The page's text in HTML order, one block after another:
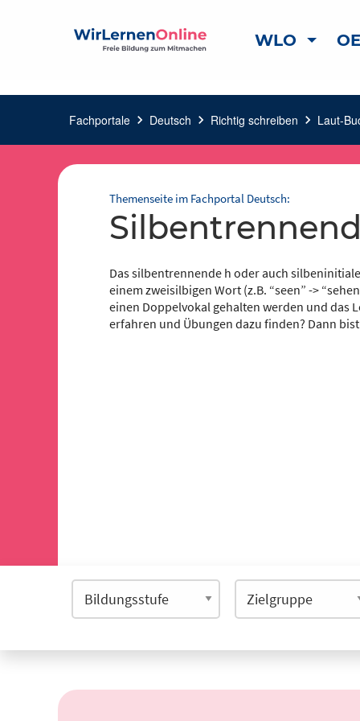
WLO
Fachportale chevron_right Deutsch chevron_right Richtig schreiben chevron_right Laut-
Themenseite im Fachportal Deutsch:
Das silbentrennende h oder auch
einem zweisilbigen Wort (z.B. “seen” ->
einen Doppelvokal gehalten werden und das
erfahren und Übungen dazu finden? Dann